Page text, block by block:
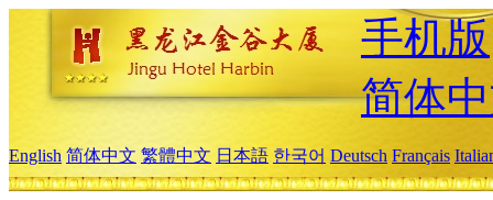
手机版
简体
English 简体中文 繁體中文 日本語 한국어 Deutsch Français